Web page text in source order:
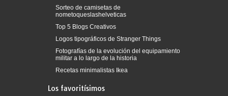
Sorteo de camisetas de
nometoqueslashelveticas
Top 5 Blogs Creativos
Logos tipográficos de Stranger Things
Fotografías de la evolución del equipamiento
militar a lo largo de la historia
Recetas minimalistas Ikea
Los favoritísimos